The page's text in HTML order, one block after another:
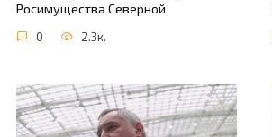
Росимущества Северной
0 2.3к.